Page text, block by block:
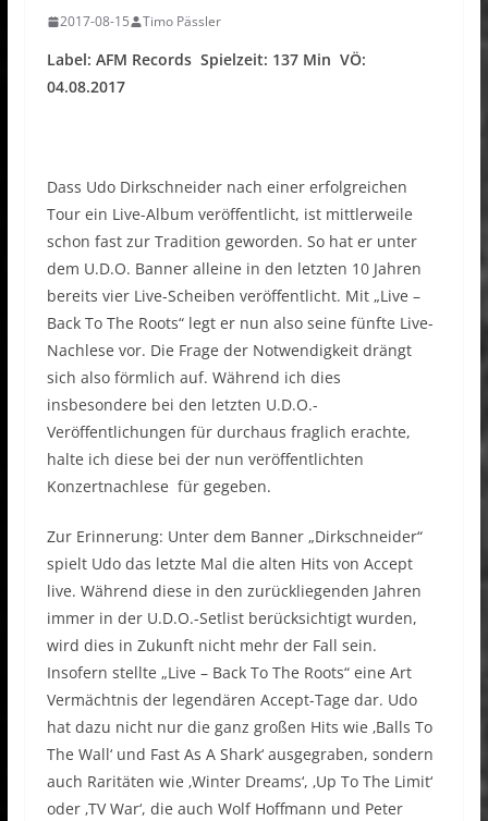
2017-08-15 Timo Pässler
Label: AFM Records Spielzeit: 137 Min VÖ:
04.08.2017
Dass Udo Dirkschneider nach einer erfolgreichen
Tour ein Live-Album veröffentlicht, ist mittlerweile
schon fast zur Tradition geworden. So hat er unter
dem U.D.O. Banner alleine in den letzten 10 Jahren
bereits vier Live-Scheiben veröffentlicht. Mit „Live –
Back To The Roots“ legt er nun also seine fünfte Live-
Nachlese vor. Die Frage der Notwendigkeit drängt
sich also förmlich auf. Während ich dies
insbesondere bei den letzten U.D.O.-
Veröffentlichungen für durchaus fraglich erachte,
halte ich diese bei der nun veröffentlichten
Konzertnachlese für gegeben.
Zur Erinnerung: Unter dem Banner „Dirkschneider“
spielt Udo das letzte Mal die alten Hits von Accept
live. Während diese in den zurückliegenden Jahren
immer in der U.D.O.-Setlist berücksichtigt wurden,
wird dies in Zukunft nicht mehr der Fall sein.
Insofern stellte „Live – Back To The Roots“ eine Art
Vermächtnis der legendären Accept-Tage dar. Udo
hat dazu nicht nur die ganz großen Hits wie ‚Balls To
The Wall‘ und Fast As A Shark‘ ausgegraben, sondern
auch Raritäten wie ‚Winter Dreams‘, ‚Up To The Limit‘
oder ‚TV War‘, die auch Wolf Hoffmann und Peter